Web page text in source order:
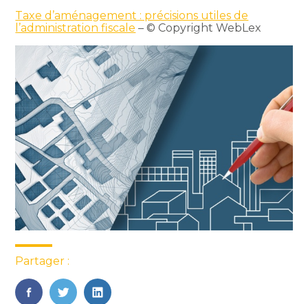
Taxe d’aménagement : précisions utiles de
l’administration fiscale – © Copyright WebLex
Partager :